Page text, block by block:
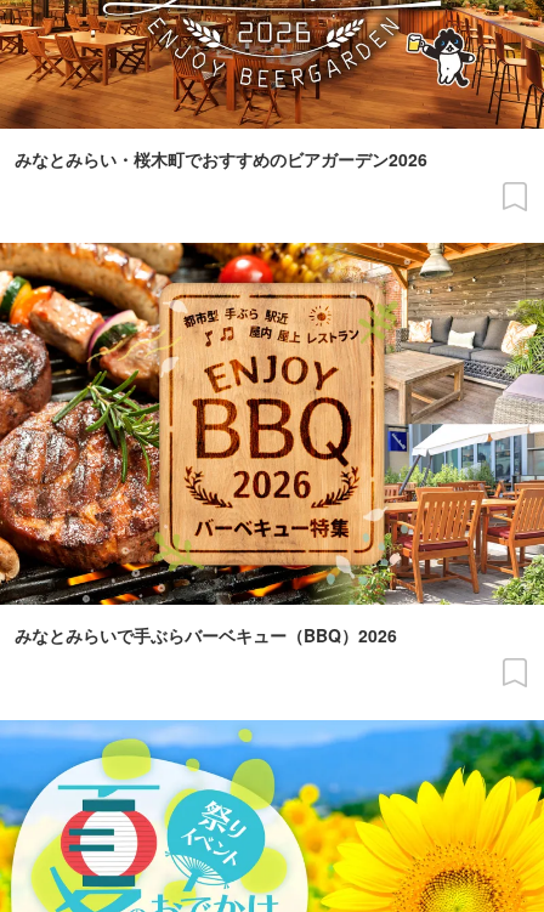
みなとみらい・桜木町でおすすめのビアガーデン2026
みなとみらいで手ぶらバーベキュー（BBQ）2026